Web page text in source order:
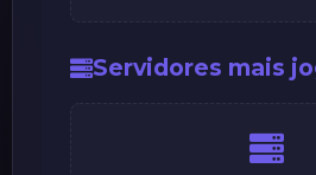
Servidores mais